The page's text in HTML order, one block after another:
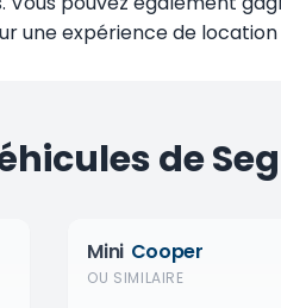
une expérience de
de
Mini Cooper
OU SIMILAIRE